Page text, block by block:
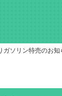
ガソリン特売のお知